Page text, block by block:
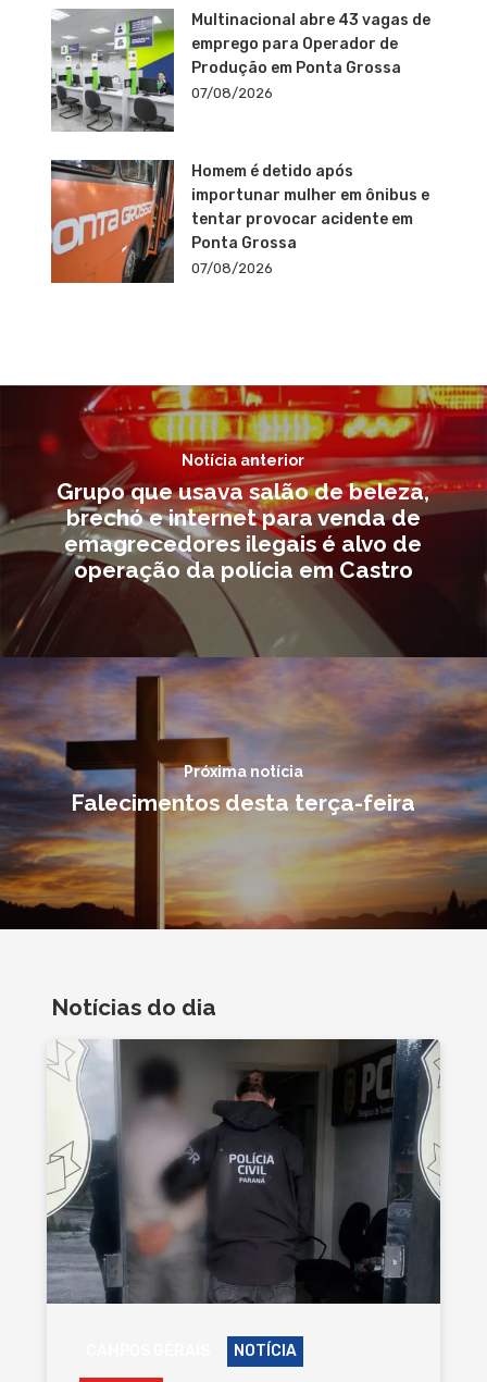
Multinacional abre 43 vagas de
emprego para Operador de
Produção em Ponta Grossa
07/08/2026
Homem é detido após
importunar mulher em ônibus e
tentar provocar acidente em
Ponta Grossa
07/08/2026
Notícia anterior
Grupo que usava salão de beleza,
brechó e internet para venda de
emagrecedores ilegais é alvo de
operação da polícia em Castro
Próxima notícia
Falecimentos desta terça-feira
Notícias do dia
NOTÍCIA